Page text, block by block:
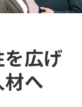
広げ
へ